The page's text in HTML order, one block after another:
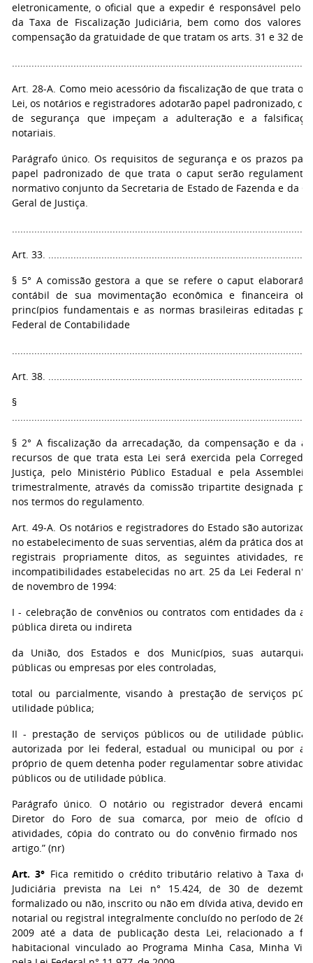
eletronicamente, o oficial que a expedir é responsável pelo
da Taxa de Fiscalização Judiciária, bem como dos valores
compensação da gratuidade de que tratam os arts. 31 e 32
Art. 28-A. Como meio acessório da fiscalização de que trata o
Lei, os notários e registradores adotarão papel padronizado,
de segurança que impeçam a adulteração e a
notariais.
Parágrafo único. Os requisitos de segurança e os prazos
papel padronizado de que trata o caput serão
normativo conjunto da Secretaria de Estado de Fazenda e da
Geral de Justiça.
Art. 33.
§ 5° A comissão gestora a que se refere o caput elaborará
contábil de sua movimentação econômica e financeira
princípios fundamentais e as normas brasileiras editadas
Federal de Contabilidade
Art. 38.
§
§ 2° A fiscalização da arrecadação, da compensação e da
recursos de que trata esta Lei será exercida pela
Justiça, pelo Ministério Público Estadual e pela Assembleia
trimestralmente, através da comissão tripartite designada
nos termos do regulamento.
Art. 49-A. Os notários e registradores do Estado são
no estabelecimento de suas serventias, além da prática dos
registrais propriamente ditos, as seguintes atividades,
incompatibilidades estabelecidas no art. 25 da Lei Federal n°
de novembro de 1994:
I - celebração de convênios ou contratos com entidades da
pública direta ou indireta
da União, dos Estados e dos Municípios, suas
públicas ou empresas por eles controladas,
total ou parcialmente, visando à prestação de serviços
utilidade pública;
II - prestação de serviços públicos ou de utilidade pública,
autorizada por lei federal, estadual ou municipal ou por
próprio de quem detenha poder regulamentar sobre atividade
públicos ou de utilidade pública.
Parágrafo único. O notário ou registrador deverá
Diretor do Foro de sua comarca, por meio de ofício
atividades, cópia do contrato ou do convênio firmado nos
artigo.” (nr)
Art. 3° Fica remitido o crédito tributário relativo à Taxa de
Judiciária prevista na Lei n° 15.424, de 30 de
formalizado ou não, inscrito ou não em dívida ativa, devido em
notarial ou registral integralmente concluído no período de 26
2009 até a data de publicação desta Lei, relacionado a
habitacional vinculado ao Programa Minha Casa, Minha